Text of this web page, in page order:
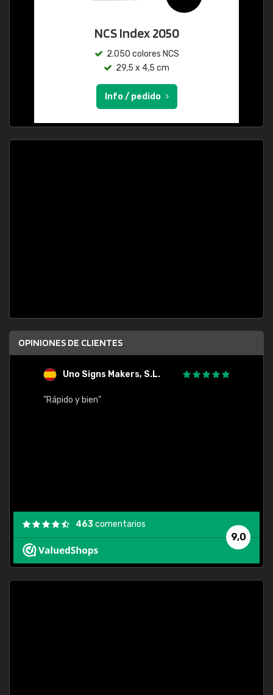
NCS Index 2050
2.050 colores NCS
29,5 x 4,5 cm
Info / pedido
OPINIONES DE CLIENTES
Uno Signs Makers, S.L.
"Rápido y bien"
9,0
463comentarios